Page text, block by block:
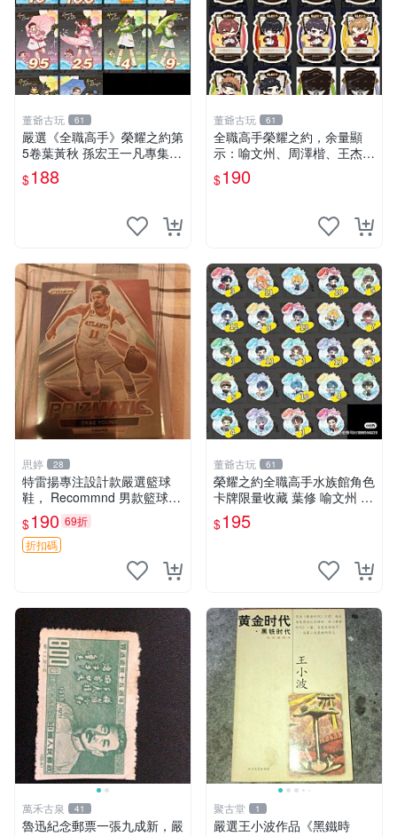
董爺古玩 61
嚴選《全職高手》榮耀之約第
5卷葉黃秋 孫宏王一凡專集
童趣雨季限量版 童趣 雨季 全
職高手
$188
董爺古玩 61
全職高手榮耀之約，余量顯
示：喻文州、周澤楷、王杰
希、黃少天、肖時欽、楚雲
秀、蘇沐橙、張佳樂 全職高
$190
思婷 28
特雷揚專注設計款嚴選籃球
鞋， Recommnd 男款籃球運
動裝備，適合潮男穿搭 籃球
鞋 籃球服
$190 69折
折扣碼
董爺古玩 61
榮耀之約全職高手水族館角色
卡牌限量收藏 葉修 喻文州 黃
少天 王傑希 張佳樂 孫澤楷
孫翔 喬一帆 吳羽策 韓文清
$195
萬禾古泉 41
魯迅紀念郵票一張九成新，嚴
聚古堂 1
嚴選王小波作品《黑鐵時